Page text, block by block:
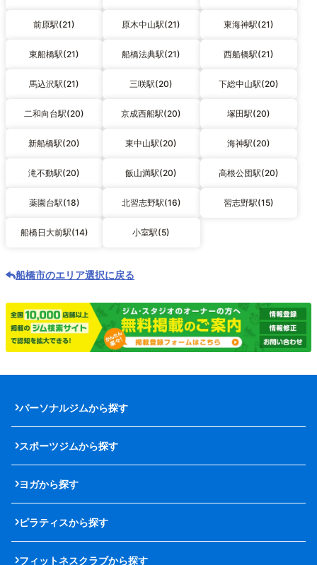
前原駅(21) 原木中山駅(21) 東海神駅(21)
東船橋駅(21) 船橋法典駅(21) 西船橋駅(21)
馬込沢駅(21) 三咲駅(20) 下総中山駅(20)
二和向台駅(20) 京成西船駅(20) 塚田駅(20)
新船橋駅(20) 東中山駅(20) 海神駅(20)
滝不動駅(20) 飯山満駅(20) 高根公団駅(20)
薬園台駅(18) 北習志野駅(16) 習志野駅(15)
船橋日大前駅(14) 小室駅(5)
船橋市のエリア選択に戻る
パーソナルジムから探す
スポーツジムから探す
ヨガから探す
ピラティスから探す
フィットネスクラブから探す